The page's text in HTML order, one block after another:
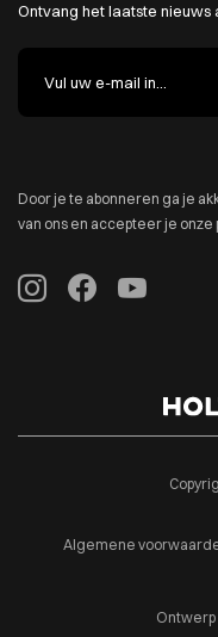
Ontvang het laatste nieuws
Door je te abonneren ga je
van ons en accepteer je onze
Algemene